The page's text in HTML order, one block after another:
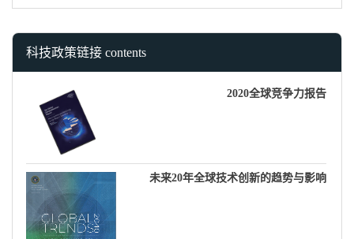
科技政策链接 contents
2020全球竞争力报告
未来20年全球技术创新的趋势与影响